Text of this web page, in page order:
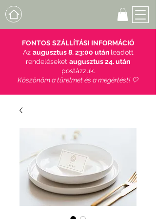
FONTOS SZÁLLÍTÁSI INFORMÁCIÓ
Az augusztus 8. 23:00 után leadott
rendeléseket augusztus 24. után
postázzuk.
Köszönöm a türelmet és a megértést! 🤍